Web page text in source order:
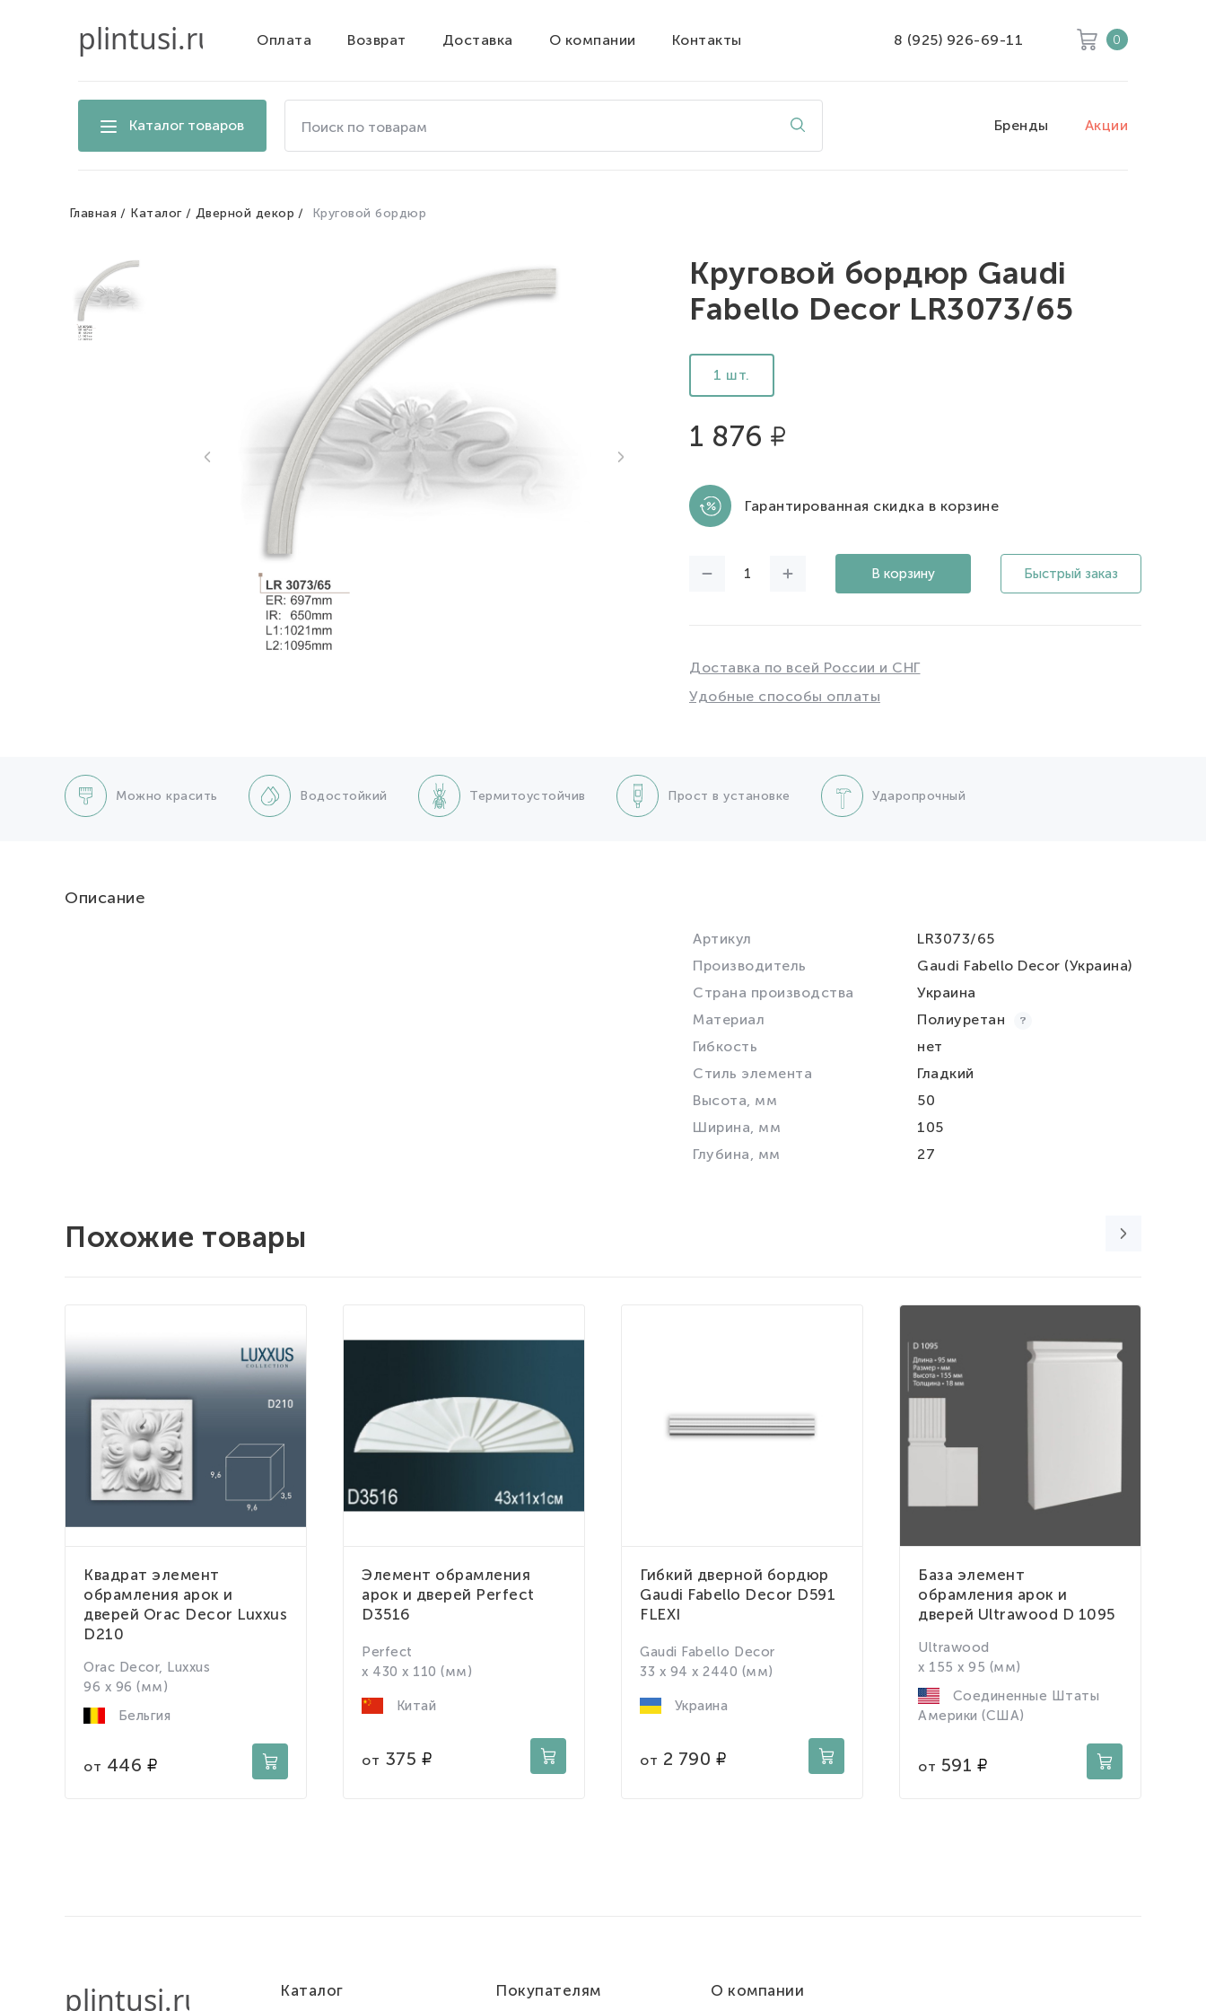
Оплата Возврат Доставка О компании Контакты 8 (925) 926-69-11 0
Каталог товаров
товарам
Бренды Акции
Главная Каталог Дверной декор Круговой бордюр
Круговой бордюр Gaudi
Fabello Decor LR3073/65
1 шт.
1 876
Гарантированная скидка в корзине
В корзину Быстрый заказ
Доставка по всей России и СНГ
Удобные способы оплаты
Можно красить Водостойкий Термитоустойчив Прост в установке Ударопрочный
Описание
Артикул
LR3073/65
Производитель
Gaudi Fabello Decor (Украина)
Страна производства
Украина
Материал
Полиуретан
Гибкость
нет
Стиль элемента
Гладкий
Высота, мм
50
Ширина, мм
105
Глубина, мм
27
Похожие товары
Квадрат элемент
обрамления арок и
дверей Orac Decor Luxxus
D210
Orac Decor, Luxxus
96 x 96 (мм)
Бельгия
от 446
Элемент обрамления
арок и дверей Perfect
D3516
Perfect
x 430 x 110 (мм)
Китай
от 375
Гибкий дверной бордюр
Gaudi Fabello Decor D591
FLEXI
Gaudi Fabello Decor
33 x 94 x 2440 (мм)
Украина
от 2 790
База элемент
обрамления арок и
дверей Ultrawood D 1095
Ultrawood
x 155 x 95 (мм)
Соединенные Штаты
Америки (США)
от 591
Каталог Покупателям О компании